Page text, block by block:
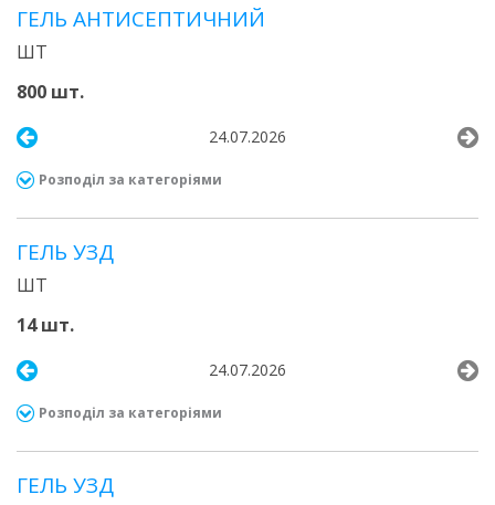
ГЕЛЬ АНТИСЕПТИЧНИЙ
ШТ
800 шт.
24.07.2026
Розподіл за категоріями
ГЕЛЬ УЗД
ШТ
14 шт.
24.07.2026
Розподіл за категоріями
ГЕЛЬ УЗД